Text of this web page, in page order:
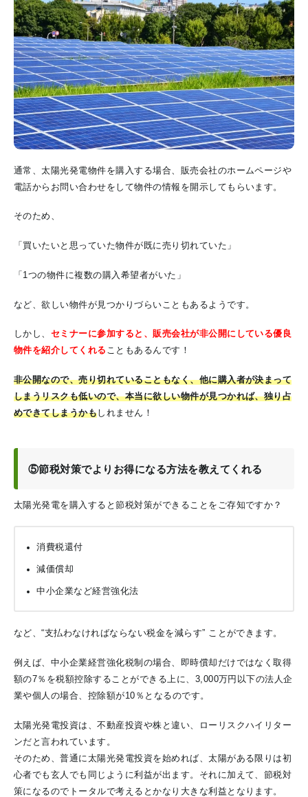
通常、太陽光発電物件を購入する場合、販売会社のホームページや
電話からお問い合わせをして物件の情報を開示してもらいます。
そのため、
「買いたいと思っていた物件が既に売り切れていた」
「1つの物件に複数の購入希望者がいた」
など、欲しい物件が見つかりづらいこともあるようです。
しかし、 セミナーに参加すると、販売会社が非公開にしている優良
物件を紹介してくれる こともあるんです！
非公開なので、売り切れていることもなく、他に購入者が決まって
しまうリスクも低いので、本当に欲しい物件が見つかれば、独り占
めできてしまうかもしれません！
⑤節税対策でよりお得になる方法を教えてくれる
太陽光発電を購入すると節税対策ができることをご存知ですか？
消費税還付
減価償却
中小企業など経営強化法
など、“支払わなければならない税金を減らす” ことができます。
例えば、中小企業経営強化税制の場合、即時償却だけではなく取得
額の7％を税額控除することができる上に、3,000万円以下の法人企
業や個人の場合、控除額が10％となるのです。
太陽光発電投資は、不動産投資や株と違い、ローリスクハイリター
ンだと言われています。
そのため、普通に太陽光発電投資を始めれば、太陽がある限りは初
心者でも玄人でも同じように利益が出ます。それに加えて、節税対
策になるのでトータルで考えるとかなり大きな利益となります。